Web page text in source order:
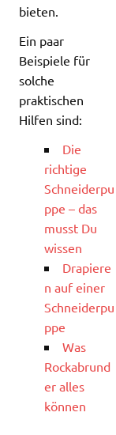
bieten.
Ein paar
Beispiele für
solche
praktischen
Hilfen sind:
Die
richtige
Schneiderpu
ppe – das
musst Du
wissen
Drapiere
n auf einer
Schneiderpu
ppe
Was
Rockabrund
er alles
können